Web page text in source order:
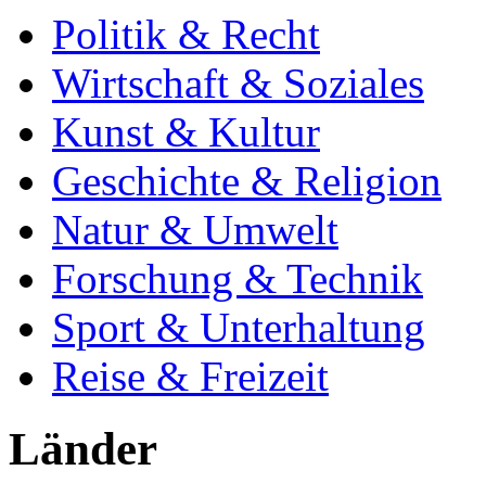
Politik & Recht
Wirtschaft & Soziales
Kunst & Kultur
Geschichte & Religion
Natur & Umwelt
Forschung & Technik
Sport & Unterhaltung
Reise & Freizeit
Länder